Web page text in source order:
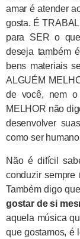
amar é atender
gosta. É
para SER o
deseja também
bens materiais
ALGUÉM
de você, nem o
MELHOR não
desenvolver
como ser
Não é difícil
conduzir sempre
Também digo
gostar de si
aquela música
que gostamos, é